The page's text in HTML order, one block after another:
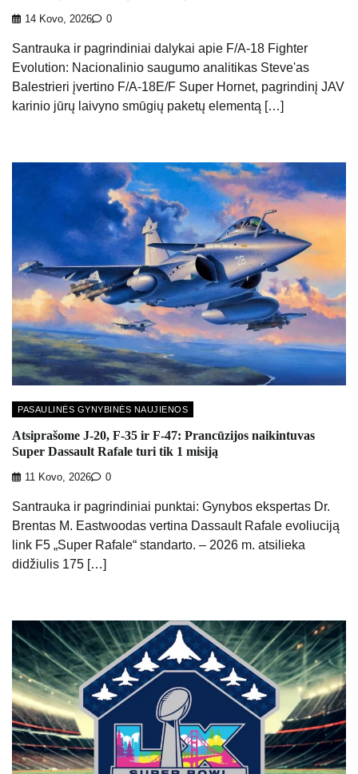
14 Kovo, 2026 0
Santrauka ir pagrindiniai dalykai apie F/A-18 Fighter
Evolution: Nacionalinio saugumo analitikas Steve'as
Balestrieri įvertino F/A-18E/F Super Hornet, pagrindinį JAV
karinio jūrų laivyno smūgių paketų elementą […]
PASAULINĖS GYNYBINĖS NAUJIENOS
Atsiprašome J-20, F-35 ir F-47: Prancūzijos naikintuvas
Super Dassault Rafale turi tik 1 misiją
11 Kovo, 2026 0
Santrauka ir pagrindiniai punktai: Gynybos ekspertas Dr.
Brentas M. Eastwoodas vertina Dassault Rafale evoliuciją
link F5 „Super Rafale“ standarto. – 2026 m. atsilieka
didžiulis 175 […]